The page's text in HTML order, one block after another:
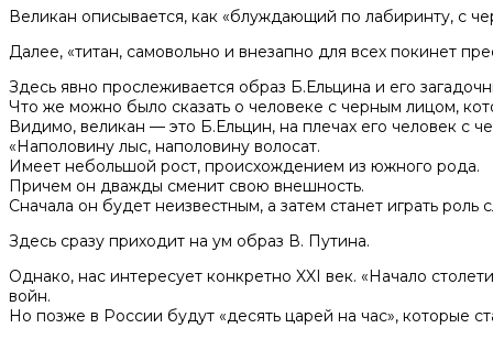
Великан описывается, как «блуждающий по лабиринту, с
Далее, «титан, самовольно и внезапно для всех покинет
Здесь явно прослеживается образ Б.Ельцина и его
Что же можно было сказать о человеке с черным лицом,
Видимо, великан — это Б.Ельцин, на плечах его человек с
«Наполовину лыс, наполовину волосат.
Имеет небольшой рост, происхождением из южного рода.
Причем он дважды сменит свою внешность.
Сначала он будет неизвестным, а затем станет играть роль
Здесь сразу приходит на ум образ В. Путина.
Однако, нас интересует конкретно XXI век. «Начало
войн.
Но позже в России будут «десять царей на час», которые